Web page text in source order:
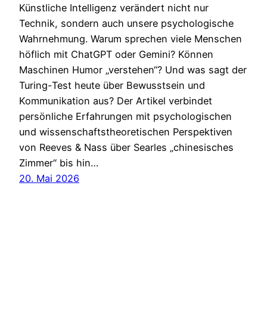
Künstliche Intelligenz verändert nicht nur
Technik, sondern auch unsere psychologische
Wahrnehmung. Warum sprechen viele Menschen
höflich mit ChatGPT oder Gemini? Können
Maschinen Humor „verstehen“? Und was sagt der
Turing-Test heute über Bewusstsein und
Kommunikation aus? Der Artikel verbindet
persönliche Erfahrungen mit psychologischen
und wissenschaftstheoretischen Perspektiven
von Reeves & Nass über Searles „chinesisches
Zimmer“ bis hin…
20. Mai 2026